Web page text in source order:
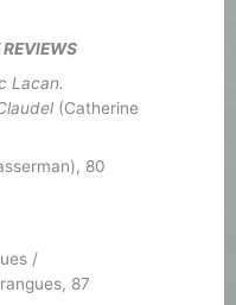
Lacan.
(Catherine
80
/
87